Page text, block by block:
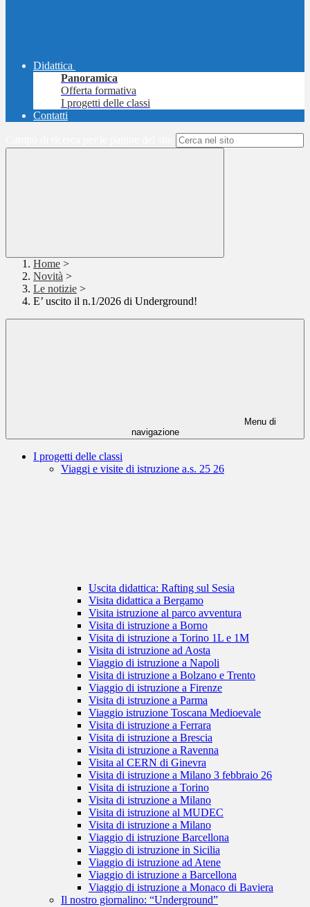
Didattica
Panoramica
Offerta formativa
I progetti delle classi
Contatti
Home >
Novità >
Le notizie >
E’ uscito il n.1/2026 di Underground!
Menu di
navigazione
I progetti delle classi
Viaggi e visite di istruzione a.s. 25 26
Uscita didattica: Rafting sul Sesia
Visita didattica a Bergamo
Visita istruzione al parco avventura
Visita di istruzione a Borno
Visita di istruzione a Torino 1L e 1M
Visita di istruzione ad Aosta
Viaggio di istruzione a Napoli
Visita di istruzione a Bolzano e Trento
Viaggio di istruzione a Firenze
Visita di istruzione a Parma
Viaggio istruzione Toscana Medioevale
Visita di istruzione a Ferrara
Visita di istruzione a Brescia
Visita di istruzione a Ravenna
Visita al CERN di Ginevra
Visita di istruzione a Milano 3 febbraio 26
Visita di istruzione a Torino
Visita di istruzione a Milano
Visita di istruzione al MUDEC
Visita di istruzione a Milano
Viaggio di istruzione Barcellona
Viaggio di istruzione in Sicilia
Viaggio di istruzione ad Atene
Viaggio di istruzione a Barcellona
Viaggio di istruzione a Monaco di Baviera
Il nostro giornalino: “Underground”